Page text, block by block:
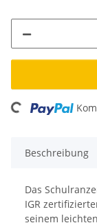
Beschreibung
Das
IGR
seinem